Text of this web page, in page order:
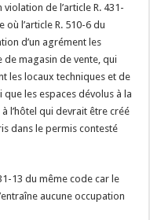
de l’article R. 431-
où l’article R. 510-6 du
d’un agrément les
magasin de vente, qui
les locaux techniques et de
que les espaces dévolus à la
l’hôtel qui devrait être créé
dans le permis contesté
13 du même code car le
aucune occupation